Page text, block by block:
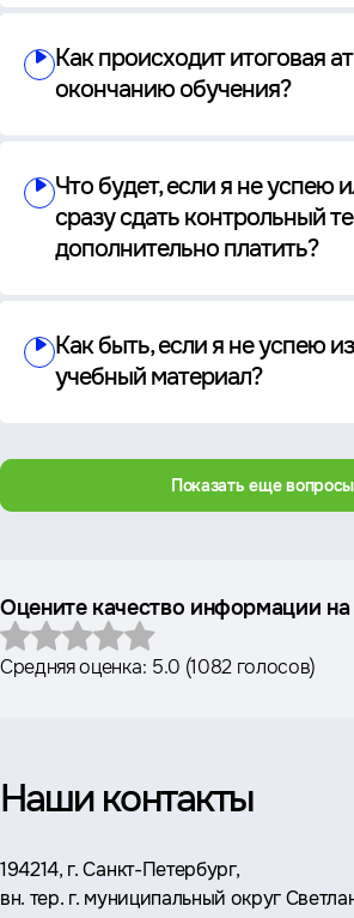
Как происходит итоговая
окончанию обучения?
Что будет, если я не успею
сразу сдать контрольный
дополнительно платить?
Как быть, если я не успею
учебный материал?
Показать еще вопросы
Оцените качество информации на
Средняя оценка: 5.0 (1082 голосов)
Наши контакты
Адрес:
194214, г. Санкт-Петербург,
вн. тер. г. муниципальный округ